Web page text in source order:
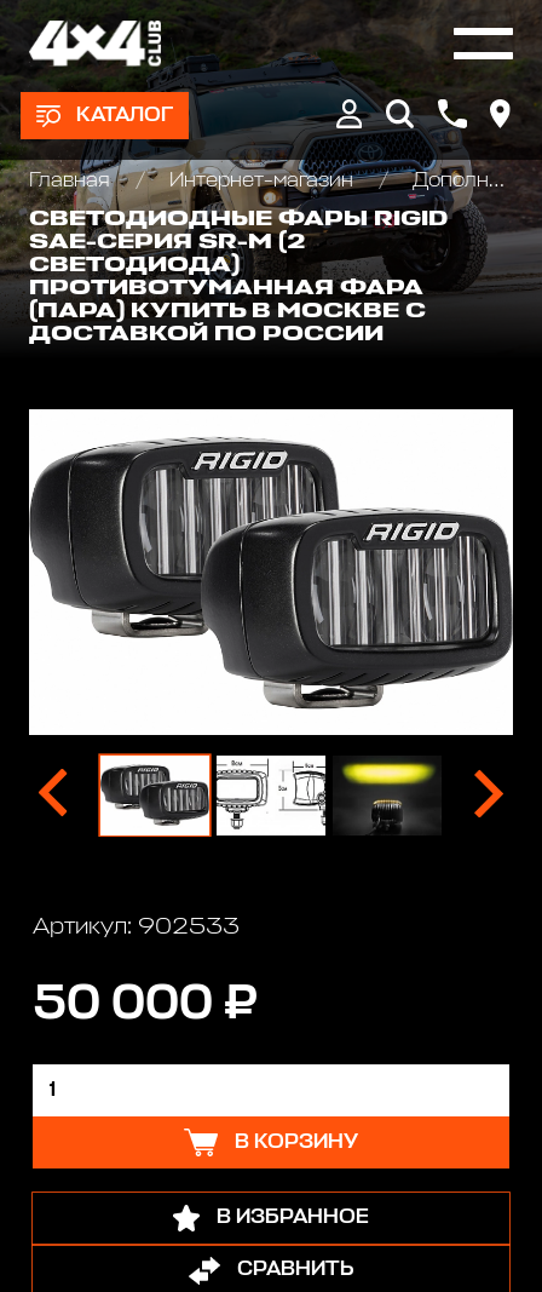
КАТАЛОГ
Главная Интернет-магазин
Дополнительные фары : Светодиодные, Галогеновые , Ксеноновые
СВЕТОДИОДНЫЕ ФАРЫ RIGID
SAE-СЕРИЯ SR-M (2
СВЕТОДИОДА)
ПРОТИВОТУМАННАЯ ФАРА
(ПАРА) КУПИТЬ В МОСКВЕ С
ДОСТАВКОЙ ПО РОССИИ
Артикул: 902533
50 000 ₽
В КОРЗИНУ
В ИЗБРАННОЕ
СРАВНИТЬ